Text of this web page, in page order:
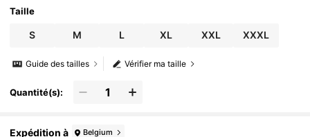
Taille
S M L XL XXL XXXL
Vérifier ma taille
Guide des tailles
Quantité(s):
Expédition à Belgium